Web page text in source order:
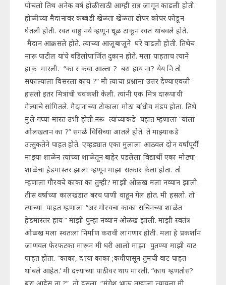
पोचलो तिथ अनेक वर्ष होळीसाठी आम्ही रात्र जागून काढली होती.
होळीच्या मैदानावर कब्बडी खेळता खेळता ढोपर कोपर फोडून
घेतली होती. रक्त वाहु नये म्हणून धूळ टाकून रक्त थांबवले होते.
मैदान आक्रसले होते. त्याच्या आजूबाजूने घरे वाढली होती. तिथेच
नारू पाटील यांचे वडिलोपार्जित दुकान होते. मला पाहताच त्याने
हाक मारली. “का र कवा आल्ता ? बरा हाय ना? येय नि तो
सफाल्याला विसरला काय ?” मी त्याचा प्रश्नांना उत्तर देण्याएवजी
हसलो इतर मित्रांची चवकशी केली. त्यांनी एक मित्र दारूपायी
गेल्याचे सांगितले. मैदानाच्या टोकाला मोठा बांधीव मंडप होता. तिथे
मुले गप्पा मारत उभी होती.नरू त्यांच्याकडे पहात म्हणाला “याला
ओलखतान का ?” सगळे विसिच्या आतले होते. ते माझ्याकडे
उत्सुकतेने पाहत होते. एव्हड्यात एका मुलाला आठवल दोन वर्षापूर्वी
माझ्या शाळेन त्यांच्या शाळेतून बाहेर पडलेला विद्यार्थी एका मोठ्या
शाळेचा हेडमास्तर झाला म्हणून माझा सत्कार केला होता. तो
म्हणाला गौरवचे काका का तुम्ही? माझी ओळख मला नव्यान झाली.
तीस वर्षाच्या कालखंडात बरच पाणी वाहून गेल होत. मी हसलो. तो
त्याच्या पाहत म्हणाला “अर गौरवचा काका सचिनच्या शाळेत
हेडमास्तर हाय ” माझी पुन्हा नव्यान ओळख झाली. माझी स्वतंत्र
ओळख मला स्वतःला निर्माण करावी लागणार होती. मला हे प्रकर्शान
जाणवल फेरफटका मारून मी घरी आलो माझा पुतण्या माझी वाट
पाहत होता. “काका, दत्त्या काका ;कधीपासून तुमची वाट पाहत
थांबले आहेत.’ मी दत्त्याच्या पाठीवर थाप मारली. “काय म्हणतोस?